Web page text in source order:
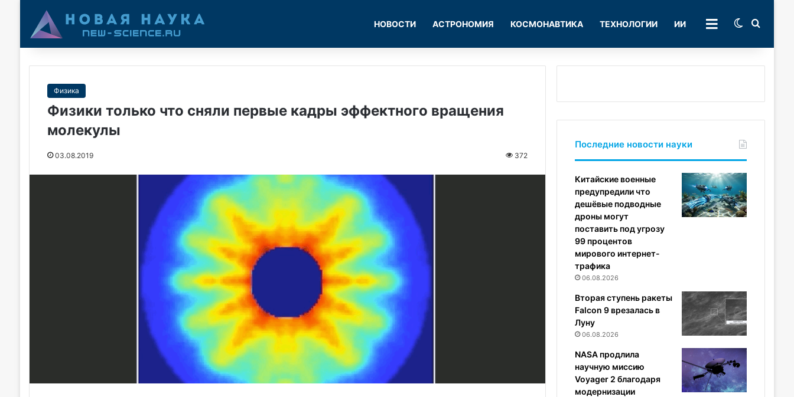
НОВОСТИ АСТРОНОМИЯ КОСМОНАВТИКА ТЕХНОЛОГИИ ИИ РУБРИКИSwitch skin
Физика
Физики только что сняли первые кадры эффектного вращения
молекулы
03.08.2019 372
Последние новости науки
Китайские военные
предупредили что
дешёвые подводные
дроны могут
поставить под угрозу
99 процентов
мирового интернет-
трафика
06.08.2026
Вторая ступень ракеты
Falcon 9 врезалась в
Луну
06.08.2026
NASA продлила
научную миссию
Voyager 2 благодаря
модернизации